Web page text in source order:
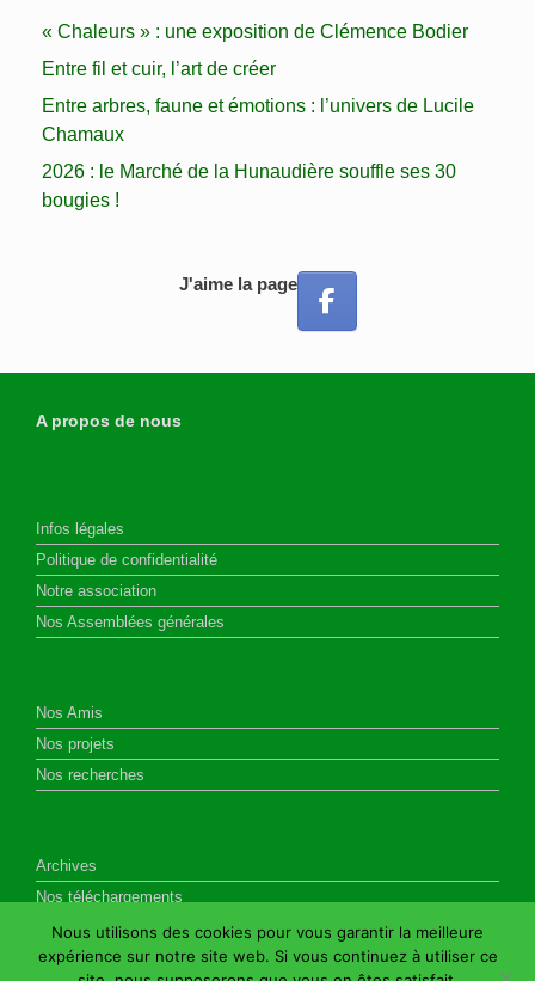
« Chaleurs » : une exposition de Clémence Bodier
Entre fil et cuir, l’art de créer
Entre arbres, faune et émotions : l’univers de Lucile
Chamaux
2026 : le Marché de la Hunaudière souffle ses 30
bougies !
J'aime la page
A propos de nous
Infos légales
Politique de confidentialité
Notre association
Nos Assemblées générales
Nos Amis
Nos projets
Nos recherches
Archives
Nos téléchargements
Nous utilisons des cookies pour vous garantir la meilleure
expérience sur notre site web. Si vous continuez à utiliser ce